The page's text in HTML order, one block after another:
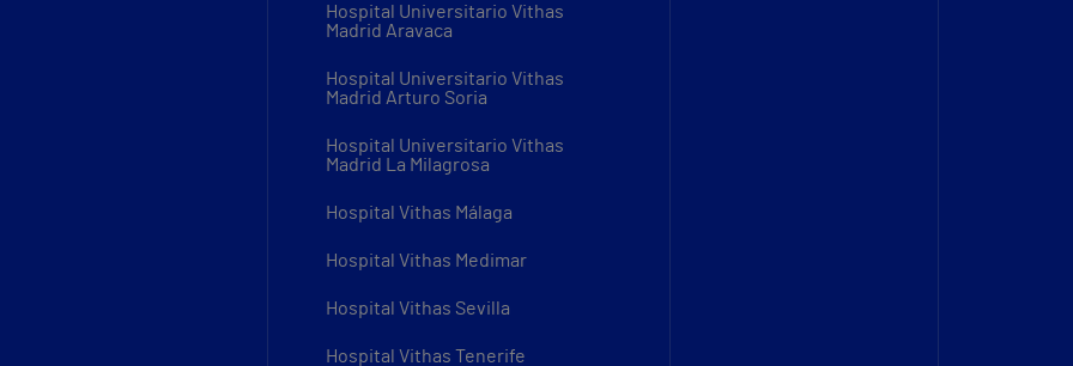
Hospital Universitario Vithas
Madrid Aravaca
Hospital Universitario Vithas
Madrid Arturo Soria
Hospital Universitario Vithas
Madrid La Milagrosa
Hospital Vithas Málaga
Hospital Vithas Medimar
Hospital Vithas Sevilla
Hospital Vithas Tenerife